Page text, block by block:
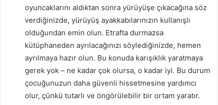
oyuncaklarını aldıktan sonra yürüyüşe çıkacağına söz
verdiğinizde, yürüyüş ayakkabılarınızın kullanışlı
olduğundan emin olun. Etrafta durmazsa
kütüphaneden ayrılacağınızı söylediğinizde, hemen
ayrılmaya hazır olun. Bu konuda karışıklık yaratmaya
gerek yok – ne kadar çok olursa, o kadar iyi. Bu durum
çocuğunuzun daha güvenli hissetmesine yardımcı
olur, çünkü tutarlı ve öngörülebilir bir ortam yaratır.